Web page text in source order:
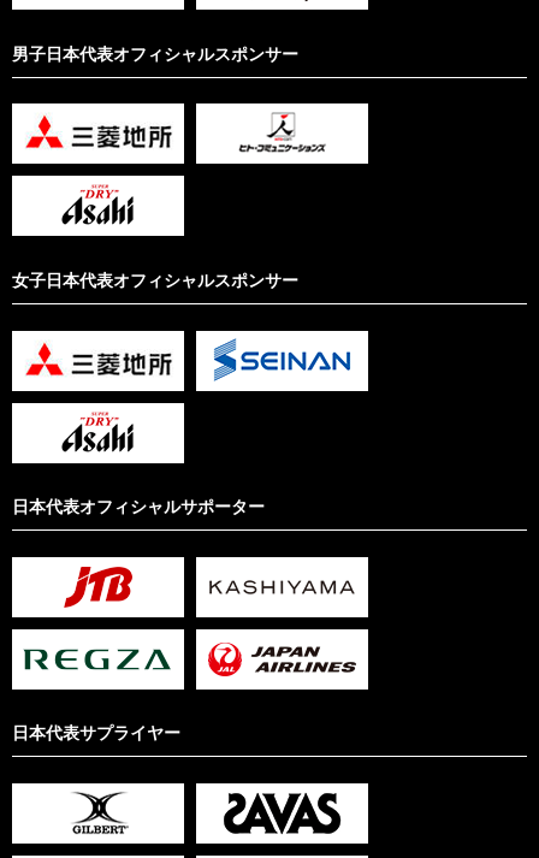
男子日本代表オフィシャルスポンサー
女子日本代表オフィシャルスポンサー
日本代表オフィシャルサポーター
日本代表サプライヤー